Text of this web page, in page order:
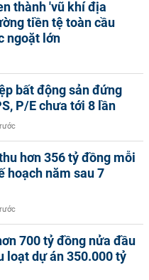
thành 'vũ khí địa
tiền tệ toàn cầu
ngoặt lớn
bất động sản đứng
P/E chưa tới 8 lần
hơn 356 tỷ đồng mỗi
hoạch năm sau 7
700 tỷ đồng nửa đầu
loạt dự án 350.000 tỷ